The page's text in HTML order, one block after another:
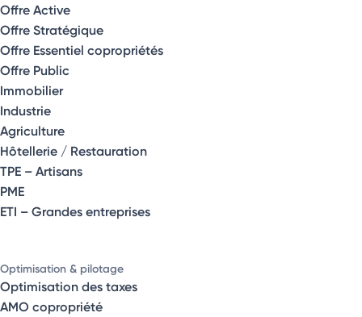
Offre Active
Offre Stratégique
Offre Essentiel copropriétés
Offre Public
Immobilier
Industrie
Agriculture
Hôtellerie / Restauration
TPE – Artisans
PME
ETI – Grandes entreprises
Optimisation & pilotage
Optimisation des taxes
AMO copropriété